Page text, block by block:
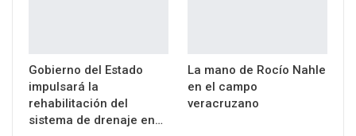
Gobierno del Estado
impulsará la
rehabilitación del
sistema de drenaje en…
La mano de Rocío Nahle
en el campo
veracruzano